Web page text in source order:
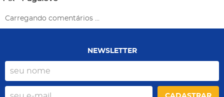
Carregando comentários ...
NEWSLETTER